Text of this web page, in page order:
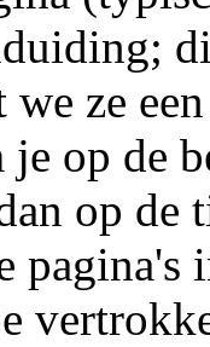
we ze
op de
op
pagina's